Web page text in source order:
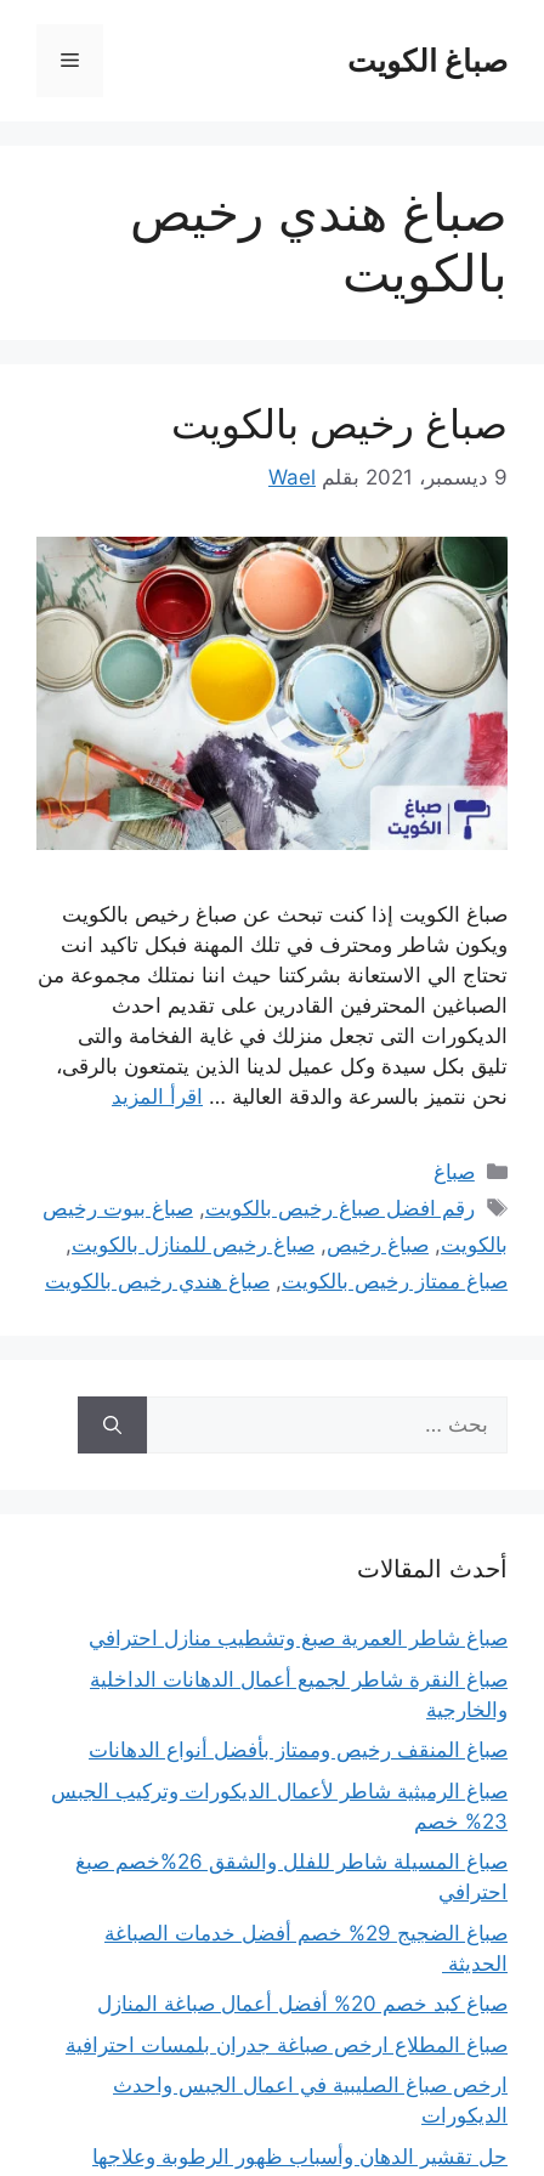
المحتوىصباغ الكويت القائمة
صباغ هندي رخيص
بالكويت
صباغ رخيص بالكويت
9 ديسمبر، 2021 بقلم Wael
صباغ الكويت إذا كنت تبحث عن صباغ رخيص بالكويت
ويكون شاطر ومحترف في تلك المهنة فبكل تاكيد انت
تحتاج الي الاستعانة بشركتنا حيث اننا نمتلك مجموعة من
الصباغين المحترفين القادرين على تقديم احدث
الديكورات التى تجعل منزلك في غاية الفخامة والتى
تليق بكل سيدة وكل عميل لدينا الذين يتمتعون بالرقى،
نحن نتميز بالسرعة والدقة العالية … اقرأ المزيد
التصنيفات
صباغ
الوسوم
رقم افضل صباغ رخيص بالكويت,صباغ بيوت رخيص
بالكويت, صباغ رخيص, صباغ رخيص للمنازل بالكويت,
صباغ ممتاز رخيص بالكويت, صباغ هندي رخيص بالكويت
عن:
أحدث المقالات
صباغ شاطر العمرية صبغ وتشطيب منازل احترافي
صباغ النقرة شاطر لجميع أعمال الدهانات الداخلية
والخارجية
صباغ المنقف رخيص وممتاز بأفضل أنواع الدهانات
صباغ الرميثية شاطر لأعمال الديكورات وتركيب الجبس
23% خصم
صباغ المسيلة شاطر للفلل والشقق 26%خصم صبغ
احترافي
صباغ الضجيج 29% خصم أفضل خدمات الصباغة
الحديثة
صباغ كبد خصم 20% أفضل أعمال صباغة المنازل
صباغ المطلاع ارخص صباغة جدران بلمسات احترافية
ارخص صباغ الصليبية في اعمال الجبس واحدث
الديكورات
حل تقشير الدهان وأسباب ظهور الرطوبة وعلاجها